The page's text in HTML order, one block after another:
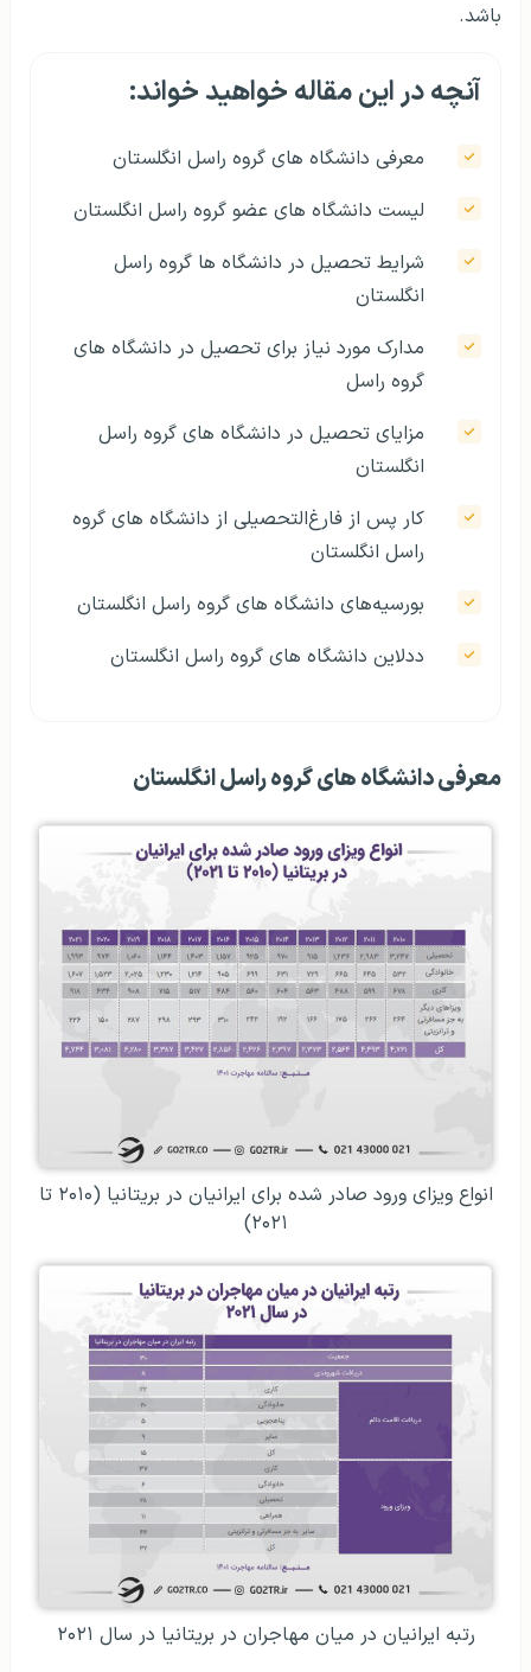
باشد.
آنچه در این مقاله خواهید خواند:
معرفی دانشگاه های گروه راسل انگلستان
لیست دانشگاه‌ های عضو گروه راسل انگلستان
شرایط تحصیل در دانشگاه ها گروه راسل
انگلستان
مدارک مورد نیاز برای تحصیل در دانشگاه های
گروه راسل
مزایای تحصیل در دانشگاه های گروه راسل
انگلستان
کار پس از فارغ‌التحصیلی از دانشگاه های گروه
راسل انگلستان
بورسیه‌های دانشگاه های گروه راسل انگلستان
ددلاین دانشگاه های گروه راسل انگلستان
معرفی دانشگاه های گروه راسل انگلستان
انواع ویزای ورود صادر شده برای ایرانیان در بریتانیا (۲۰۱۰ تا
۲۰۲۱)
رتبه ایرانیان در میان مهاجران در بریتانیا در سال ۲۰۲۱